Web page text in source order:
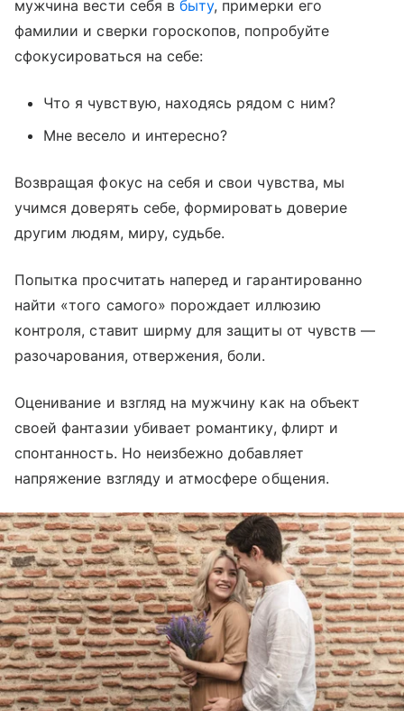
мужчина вести себя вбыту, примерки его
фамилии и сверки гороскопов, попробуйте
сфокусироваться на себе:
Что я чувствую, находясь рядом с ним?
Мне весело и интересно?
Возвращая фокус на себя и свои чувства, мы
учимся доверять себе, формировать доверие
другим людям, миру, судьбе.
Попытка просчитать наперед и гарантированно
найти «того самого» порождает иллюзию
контроля, ставит ширму для защиты от чувств —
разочарования, отвержения, боли.
Оценивание и взгляд на мужчину как на объект
своей фантазии убивает романтику, флирт и
спонтанность. Но неизбежно добавляет
напряжение взгляду и атмосфере общения.